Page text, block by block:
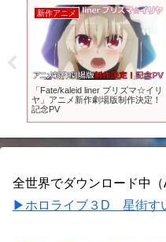
新作アニメ
「Fate/kaleid liner プリズマ☆イリ
ヤ」アニメ新作劇場版制作決定！
記念PV
全世界でダウンロード中（
▶ホロライブ３D 星街す